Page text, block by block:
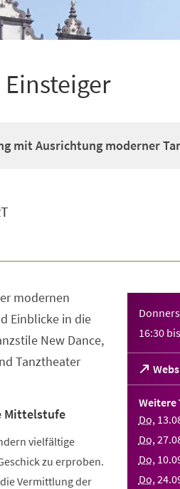
mit Ausrichtung moderner
16:30 bis
(Öffnet
in
einem
Tab)
Weitere
Do, 13.
Do,27.
Do, 10.
Do,24.
modernen
Einblicke in die
New Dance,
Tanztheater
Mittelstufe
vielfältige
zu erproben.
Vermittlung der